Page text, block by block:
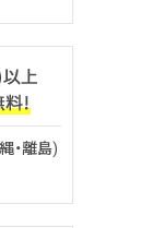
・離島)